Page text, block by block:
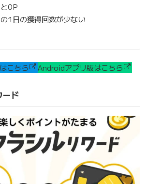
0P
1日の獲得回数が少ない
こちら Androidアプリ版はこちら
ド